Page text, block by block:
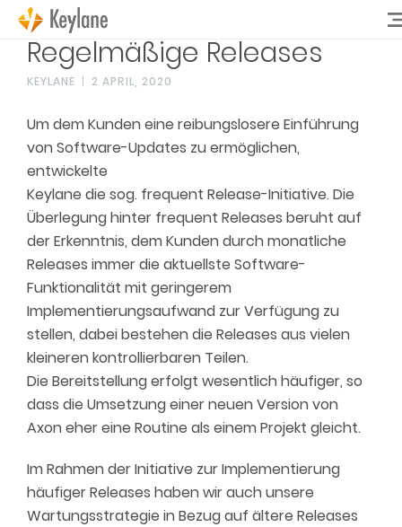
Regelmäßige Releases
KEYLANE 2 APRIL, 2020
Um dem Kunden eine reibungslosere Einführung
von Software-Updates zu ermöglichen,
entwickelte
Keylane die sog. frequent Release-Initiative. Die
Überlegung hinter frequent Releases beruht auf
der Erkenntnis, dem Kunden durch monatliche
Releases immer die aktuellste Software-
Funktionalität mit geringerem
Implementierungsaufwand zur Verfügung zu
stellen, dabei bestehen die Releases aus vielen
kleineren kontrollierbaren Teilen.
Die Bereitstellung erfolgt wesentlich häufiger, so
dass die Umsetzung einer neuen Version von
Axon eher eine Routine als einem Projekt gleicht.
Im Rahmen der Initiative zur Implementierung
häufiger Releases haben wir auch unsere
Wartungsstrategie in Bezug auf ältere Releases